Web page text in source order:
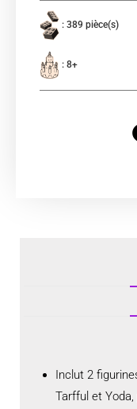
: 389 pièce(s)
: 8+
Inclut 2
Tarfful et